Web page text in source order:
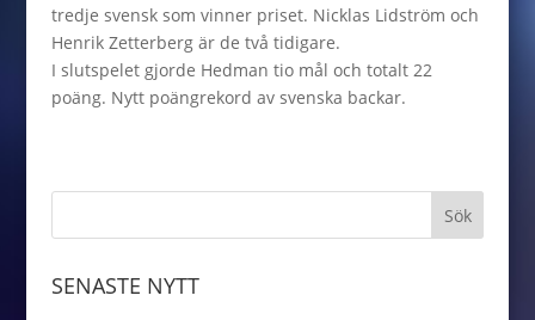
tredje svensk som vinner priset. Nicklas Lidström och
Henrik Zetterberg är de två tidigare.
I slutspelet gjorde Hedman tio mål och totalt 22
poäng. Nytt poängrekord av svenska backar.
SENASTE NYTT